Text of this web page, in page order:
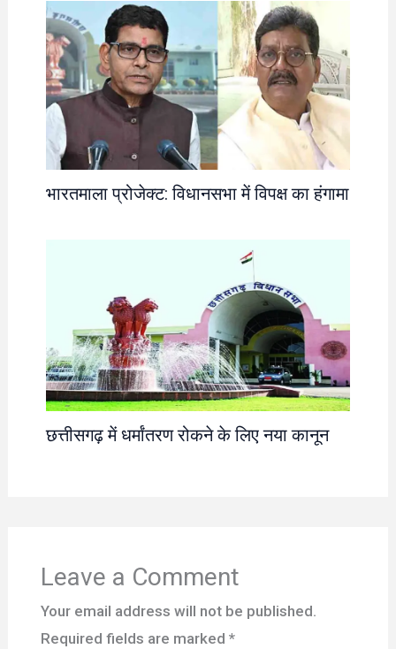
भारतमाला प्रोजेक्ट: विधानसभा में विपक्ष का हंगामा
छत्तीसगढ़ में धर्मांतरण रोकने के लिए नया कानून
Leave a Comment
Your email address will not be published.
Required fields are marked *